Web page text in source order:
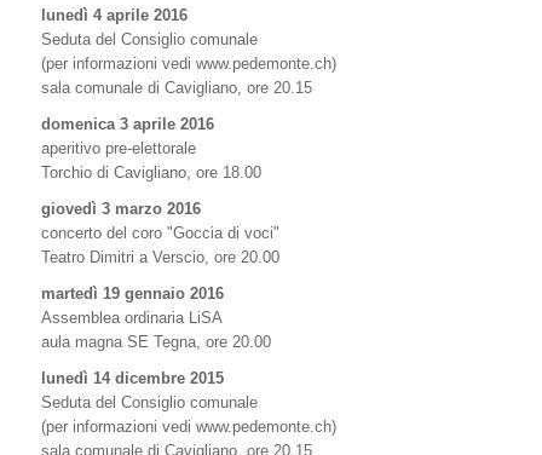
lunedì 4 aprile 2016
Seduta del Consiglio comunale
(per informazioni vedi www.pedemonte.ch)
sala comunale di Cavigliano, ore 20.15
domenica 3 aprile 2016
aperitivo pre-elettorale
Torchio di Cavigliano, ore 18.00
giovedì 3 marzo 2016
concerto del coro "Goccia di voci"
Teatro Dimitri a Verscio, ore 20.00
martedì 19 gennaio 2016
Assemblea ordinaria LiSA
aula magna SE Tegna, ore 20.00
lunedì 14 dicembre 2015
Seduta del Consiglio comunale
(per informazioni vedi www.pedemonte.ch)
sala comunale di Cavigliano, ore 20.15